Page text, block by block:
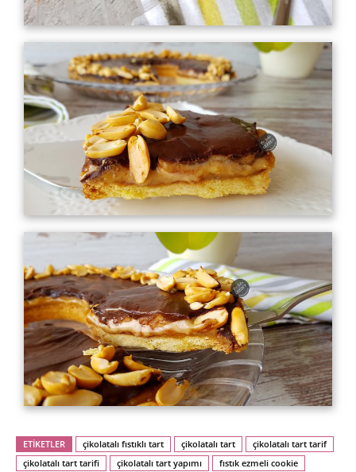
ETİKETLER çikolatalı fıstıklı tart çikolatalı tart
çikolatalı tart tarif
çikolatalı tart tarifi
çikolatalı tart yapımı
fıstık ezmeli cookie